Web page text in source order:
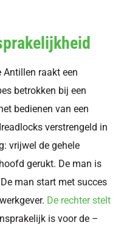
Antillen raakt een
betrokken bij een
bedienen van een
verstrengeld in
vrijwel de gehele
gerukt. De man is
man start met succes
De rechter stelt
is voor de –